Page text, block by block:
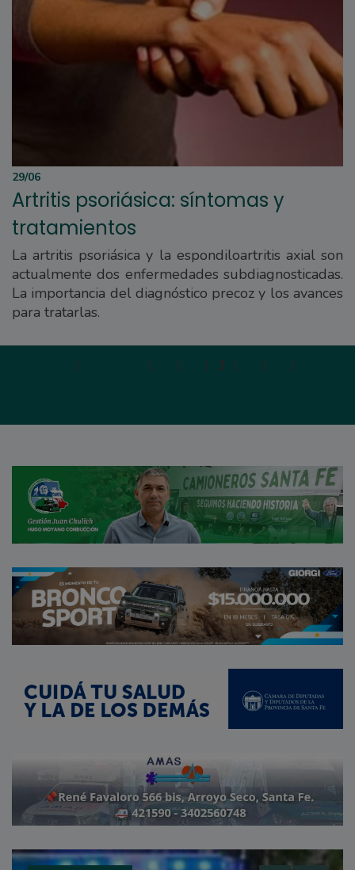
29/06
Artritis psoriásica: síntomas y
tratamientos
La artritis psoriásica y la espondiloartritis axial son
actualmente dos enfermedades subdiagnosticadas.
La importancia del diagnóstico precoz y los avances
para tratarlas.
| | | | 3 | | |